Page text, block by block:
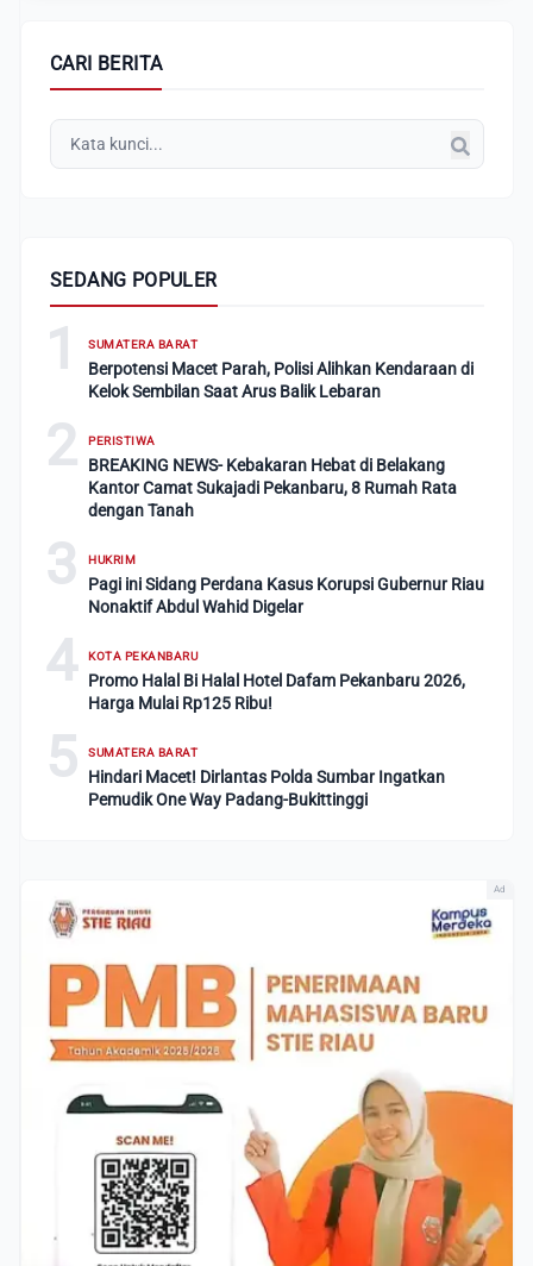
CARI BERITA
SEDANG POPULER
1 SUMATERA BARAT
Berpotensi Macet Parah, Polisi Alihkan Kendaraan di
Kelok Sembilan Saat Arus Balik Lebaran
2 PERISTIWA
BREAKING NEWS- Kebakaran Hebat di Belakang
Kantor Camat Sukajadi Pekanbaru, 8 Rumah Rata
dengan Tanah
3 HUKRIM
Pagi ini Sidang Perdana Kasus Korupsi Gubernur Riau
Nonaktif Abdul Wahid Digelar
4 KOTA PEKANBARU
Promo Halal Bi Halal Hotel Dafam Pekanbaru 2026,
Harga Mulai Rp125 Ribu!
5 SUMATERA BARAT
Hindari Macet! Dirlantas Polda Sumbar Ingatkan
Pemudik One Way Padang-Bukittinggi
Ad